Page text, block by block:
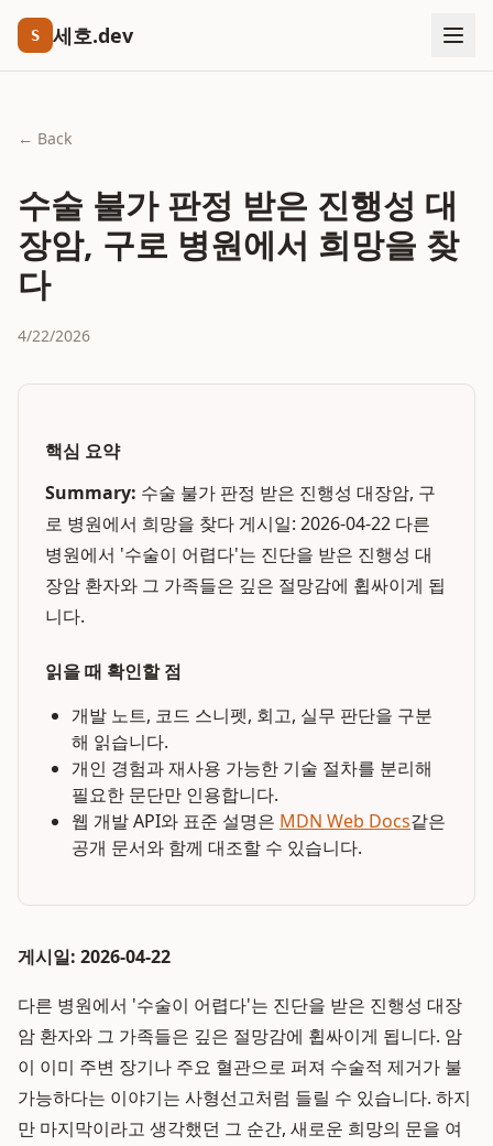
S 세호.dev
← Back
수술 불가 판정 받은 진행성 대
장암, 구로 병원에서 희망을 찾
다
4/22/2026
핵심 요약
Summary: 수술 불가 판정 받은 진행성 대장암, 구
로 병원에서 희망을 찾다 게시일: 2026-04-22 다른
병원에서 '수술이 어렵다'는 진단을 받은 진행성 대
장암 환자와 그 가족들은 깊은 절망감에 휩싸이게 됩
니다.
읽을 때 확인할 점
개발 노트, 코드 스니펫, 회고, 실무 판단을 구분
해 읽습니다.
개인 경험과 재사용 가능한 기술 절차를 분리해
필요한 문단만 인용합니다.
웹 개발 API와 표준 설명은 MDN Web Docs같은
공개 문서와 함께 대조할 수 있습니다.
게시일: 2026-04-22
다른 병원에서 '수술이 어렵다'는 진단을 받은 진행성 대장
암 환자와 그 가족들은 깊은 절망감에 휩싸이게 됩니다. 암
이 이미 주변 장기나 주요 혈관으로 퍼져 수술적 제거가 불
가능하다는 이야기는 사형선고처럼 들릴 수 있습니다. 하지
만 마지막이라고 생각했던 그 순간, 새로운 희망의 문을 여